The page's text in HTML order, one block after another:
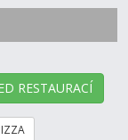
RESTAURACÍ